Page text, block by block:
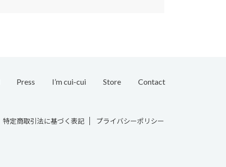
Press I’m cui-cui Store Contact
特定商取引法に基づく表記 プライバシーポリシー